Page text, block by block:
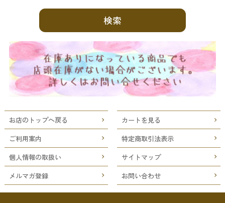
お店のトップへ戻る
カートを見る
ご利用案内
特定商取引法表示
個人情報の取扱い
サイトマップ
メルマガ登録
お問い合わせ